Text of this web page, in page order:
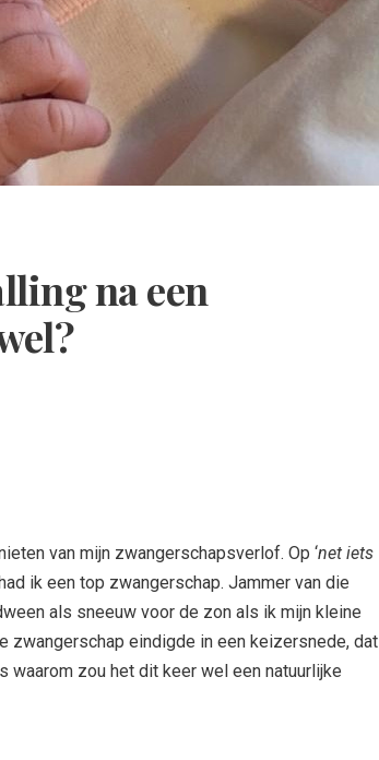
na een
van mijn zwangerschapsverlof. Op ‘net iets
had ik een top zwangerschap. Jammer van die
als sneeuw voor de zon als ik mijn kleine
zwangerschap eindigde in een keizersnede, dat
zou het dit keer wel een natuurlijke